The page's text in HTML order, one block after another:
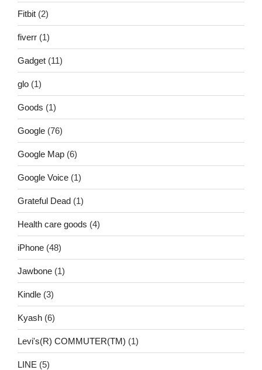
Fitbit (2)
fiverr (1)
Gadget (11)
glo (1)
Goods (1)
Google (76)
Google Map (6)
Google Voice (1)
Grateful Dead (1)
Health care goods (4)
iPhone (48)
Jawbone (1)
Kindle (3)
Kyash (6)
Levi's(R) COMMUTER(TM) (1)
LINE (5)